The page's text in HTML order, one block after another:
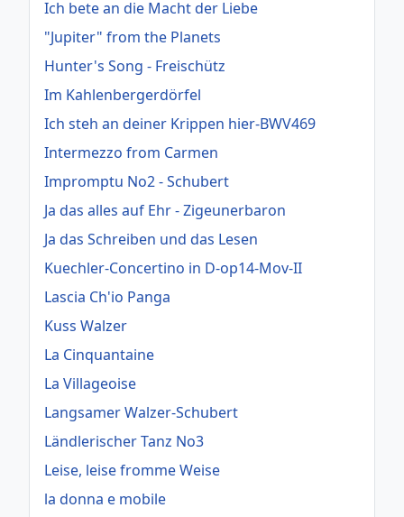
Ich bete an die Macht der Liebe
"Jupiter" from the Planets
Hunter's Song - Freischütz
Im Kahlenbergerdörfel
Ich steh an deiner Krippen hier-BWV469
Intermezzo from Carmen
Impromptu No2 - Schubert
Ja das alles auf Ehr - Zigeunerbaron
Ja das Schreiben und das Lesen
Kuechler-Concertino in D-op14-Mov-II
Lascia Ch'io Panga
Kuss Walzer
La Cinquantaine
La Villageoise
Langsamer Walzer-Schubert
Ländlerischer Tanz No3
Leise, leise fromme Weise
la donna e mobile